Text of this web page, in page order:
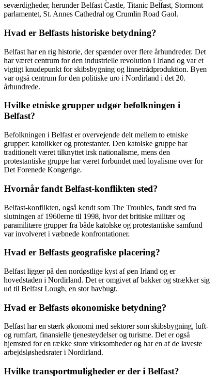
seværdigheder, herunder Belfast Castle, Titanic Belfast, Stormont
parlamentet, St. Annes Cathedral og Crumlin Road Gaol.
Hvad er Belfasts historiske betydning?
Belfast har en rig historie, der spænder over flere århundreder. Det
har været centrum for den industrielle revolution i Irland og var et
vigtigt knudepunkt for skibsbygning og linnetrådproduktion. Byen
var også centrum for den politiske uro i Nordirland i det 20.
århundrede.
Hvilke etniske grupper udgør befolkningen i
Belfast?
Befolkningen i Belfast er overvejende delt mellem to etniske
grupper: katolikker og protestanter. Den katolske gruppe har
traditionelt været tilknyttet irsk nationalisme, mens den
protestantiske gruppe har været forbundet med loyalisme over for
Det Forenede Kongerige.
Hvornår fandt Belfast-konflikten sted?
Belfast-konflikten, også kendt som The Troubles, fandt sted fra
slutningen af 1960erne til 1998, hvor det britiske militær og
paramilitære grupper fra både katolske og protestantiske samfund
var involveret i væbnede konfrontationer.
Hvad er Belfasts geografiske placering?
Belfast ligger på den nordøstlige kyst af øen Irland og er
hovedstaden i Nordirland. Det er omgivet af bakker og strækker sig
ud til Belfast Lough, en stor havbugt.
Hvad er Belfasts økonomiske betydning?
Belfast har en stærk økonomi med sektorer som skibsbygning, luft-
og rumfart, finansielle tjenesteydelser og turisme. Det er også
hjemsted for en række store virksomheder og har en af de laveste
arbejdsløshedsrater i Nordirland.
Hvilke transportmuligheder er der i Belfast?